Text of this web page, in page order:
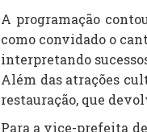
A programação
como convidado o
interpretando
Além das atrações
restauração, que
Para a vice-prefeita